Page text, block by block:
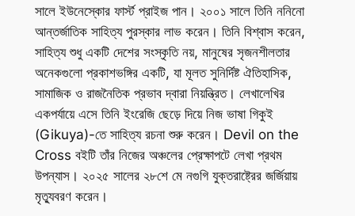
সালে ইউনেস্কোর ফার্স্ট প্রাইজ পান। ২০০১ সালে তিনি ননিনো
আন্তর্জাতিক সাহিত্য পুরস্কার লাভ করেন। তিনি বিশ্বাস করেন,
সাহিত্য শুধু একটি দেশের সংস্কৃতি নয়, মানুষের সৃজনশীলতার
অনেকগুলো প্রকাশভঙ্গির একটি, যা মূলত সুনির্দিষ্ট ঐতিহাসিক,
সামাজিক ও রাজনৈতিক প্রভাব দ্বারা নিয়ন্ত্রিত। লেখালেখির
একপর্যায়ে এসে তিনি ইংরেজি ছেড়ে দিয়ে নিজ ভাষা গিকুই
(Gikuya)-তে সাহিত্য রচনা শুরু করেন। Devil on the
Cross বইটি তাঁর নিজের অঞ্চলের প্রেক্ষাপটে লেখা প্রথম
উপন্যাস। ২০২৫ সালের ২৮শে মে নগুগি যুক্তরাষ্ট্রের জর্জিয়ায়
মৃত্যুবরণ করেন।